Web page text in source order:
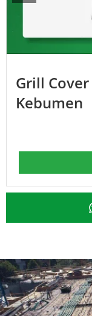
Grill
Kebumen